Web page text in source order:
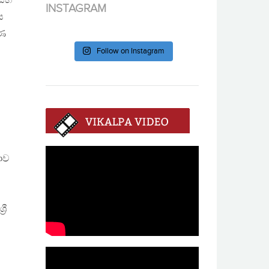
INSTAGRAM
Follow on Instagram